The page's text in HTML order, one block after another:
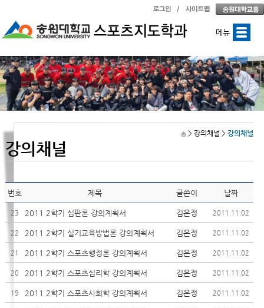
메뉴
> 강의채널 >강의채널
강의채널
번호 제목 글쓴이 날짜
23 2011 2학기 심판론 강의계획서 김은정 2011.11.02
22 2011 2학기 실기교육방법론 강의계획서 김은정 2011.11.02
21 2011 2학기 스포츠행정론 강의계획서 김은정 2011.11.02
20 2011 2학기 스포츠심리학 강의계획서 김은정 2011.11.02
19 2011 2학기 스포츠사회학 강의계획서 김은정 2011.11.02